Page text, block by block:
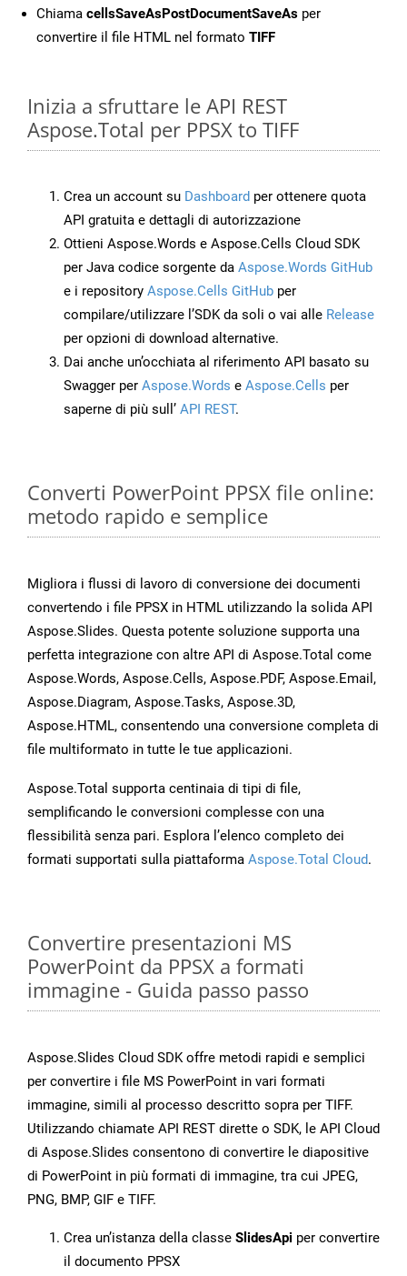
Chiama cellsSaveAsPostDocumentSaveAs per
convertire il file HTML nel formato TIFF
Inizia a sfruttare le API REST
Aspose.Total per PPSX to TIFF
Crea un account su Dashboard per ottenere quota
API gratuita e dettagli di autorizzazione
Ottieni Aspose.Words e Aspose.Cells Cloud SDK
per Java codice sorgente da Aspose.Words GitHub
e i repository Aspose.Cells GitHub per
compilare/utilizzare l’SDK da soli o vai alle Release
per opzioni di download alternative.
Dai anche un’occhiata al riferimento API basato su
Swagger per Aspose.Words e Aspose.Cells per
saperne di più sull’ API REST.
Converti PowerPoint PPSX file online:
metodo rapido e semplice
Migliora i flussi di lavoro di conversione dei documenti
convertendo i file PPSX in HTML utilizzando la solida API
Aspose.Slides. Questa potente soluzione supporta una
perfetta integrazione con altre API di Aspose.Total come
Aspose.Words, Aspose.Cells, Aspose.PDF, Aspose.Email,
Aspose.Diagram, Aspose.Tasks, Aspose.3D,
Aspose.HTML, consentendo una conversione completa di
file multiformato in tutte le tue applicazioni.
Aspose.Total supporta centinaia di tipi di file,
semplificando le conversioni complesse con una
flessibilità senza pari. Esplora l’elenco completo dei
formati supportati sulla piattaforma Aspose.Total Cloud.
Convertire presentazioni MS
PowerPoint da PPSX a formati
immagine - Guida passo passo
Aspose.Slides Cloud SDK offre metodi rapidi e semplici
per convertire i file MS PowerPoint in vari formati
immagine, simili al processo descritto sopra per TIFF.
Utilizzando chiamate API REST dirette o SDK, le API Cloud
di Aspose.Slides consentono di convertire le diapositive
di PowerPoint in più formati di immagine, tra cui JPEG,
PNG, BMP, GIF e TIFF.
Crea un’istanza della classe SlidesApi per convertire
il documento PPSX